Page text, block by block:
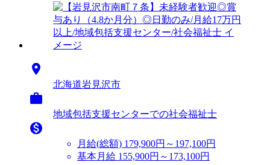

北海道岩見沢市

地域包括支援センターでの社会福祉士

月給(総額) 179,900円～197,100円
基本月給 155,900円～173,100円